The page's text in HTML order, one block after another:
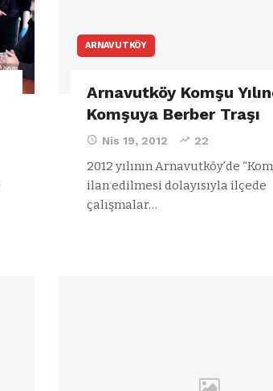
ARNAVUTKÖY
Arnavutköy Komşu
Komşuya Berber Traşı
Nis 19, 2012 22
2012 yılının Arnavutköy’de
ilan edilmesi dolayısıyla ilçede
çalışmalar…